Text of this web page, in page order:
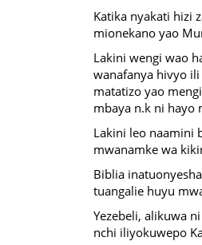
Katika nyakati hizi
mionekano yao
Lakini wengi wao
wanafanya hivyo
matatizo yao
mbaya n.k ni hayo
Lakini leo naamini
mwanamke wa
Biblia
tuangalie huyu
Yezebeli, alikuwa
nchi iliyokuwepo